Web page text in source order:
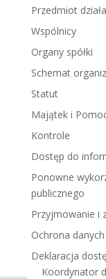
Przedmiot
Wspólnicy
Organy spółki
Schemat
Statut
Majątek i
Kontrole
Dostęp do
Ponowne
publicznego
Przyjmowanie i
Ochrona
Deklaracja
Koordynator